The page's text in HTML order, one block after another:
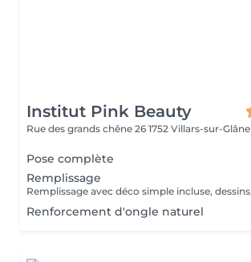
Institut Pink Beauty
Rue des grands chêne 26 1752 Villars-sur-Glâne
Pose complète
Remplissage
Renforcement d'ongle naturel